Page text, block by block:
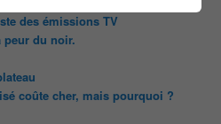
des émissions TV
peur du noir.
coûte cher, mais pourquoi ?